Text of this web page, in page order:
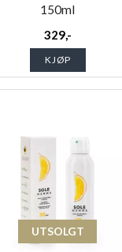
150ml
329,-
KJØP
UTSOLGT